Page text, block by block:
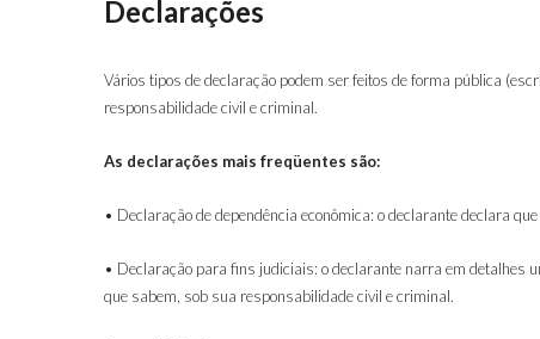
Declarações
Vários tipos de declaração podem ser feitos de forma pública
responsabilidade civil e criminal.
As declarações mais freqüentes são:
• Declaração de dependência econômica: o declarante declara
• Declaração para fins judiciais: o declarante narra em detalhes
que sabem, sob sua responsabilidade civil e criminal.